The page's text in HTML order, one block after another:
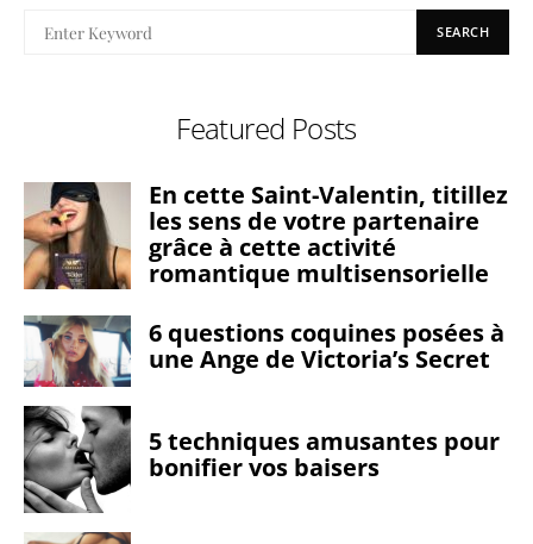
SEARCH
Featured Posts
En cette Saint-Valentin, titillez
les sens de votre partenaire
grâce à cette activité
romantique multisensorielle
6 questions coquines posées à
une Ange de Victoria’s Secret
5 techniques amusantes pour
bonifier vos baisers